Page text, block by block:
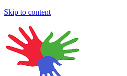
Skip to content